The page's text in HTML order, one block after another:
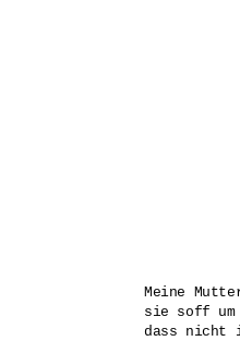
Meine
sie soff
dass nicht